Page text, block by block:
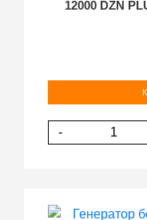
12000 DZN
-